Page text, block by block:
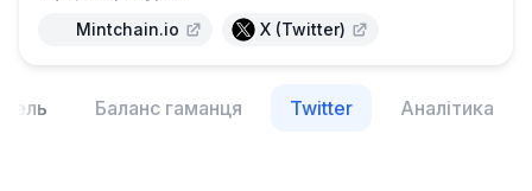
Mintchain.io
X (Twitter)
Баланс гаманця Twitter Аналітика